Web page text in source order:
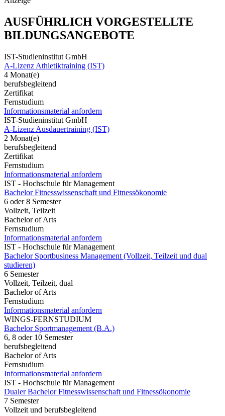
AUSFÜHRLICH VORGESTELLTE
BILDUNGSANGEBOTE
IST-Studieninstitut GmbH
A-Lizenz Athletiktraining (IST)
4 Monat(e)
berufsbegleitend
Zertifikat
Fernstudium
Informationsmaterial anfordern
IST-Studieninstitut GmbH
A-Lizenz Ausdauertraining (IST)
2 Monat(e)
berufsbegleitend
Zertifikat
Fernstudium
Informationsmaterial anfordern
IST - Hochschule für Management
Bachelor Fitnesswissenschaft und Fitnessökonomie
6 oder 8 Semester
Vollzeit, Teilzeit
Bachelor of Arts
Fernstudium
Informationsmaterial anfordern
IST - Hochschule für Management
Bachelor Sportbusiness Management (Vollzeit, Teilzeit und dual
studieren)
6 Semester
Vollzeit, Teilzeit, dual
Bachelor of Arts
Fernstudium
Informationsmaterial anfordern
WINGS-FERNSTUDIUM
Bachelor Sportmanagement (B.A.)
6, 8 oder 10 Semester
berufsbegleitend
Bachelor of Arts
Fernstudium
Informationsmaterial anfordern
IST - Hochschule für Management
Dualer Bachelor Fitnesswissenschaft und Fitnessökonomie
7 Semester
Vollzeit und berufsbegleitend